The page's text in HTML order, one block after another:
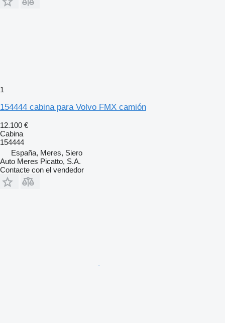
1
154444 cabina para Volvo FMX camión
12.100 €
Cabina
154444
España, Meres, Siero
Auto Meres Picatto, S.A.
Contacte con el vendedor